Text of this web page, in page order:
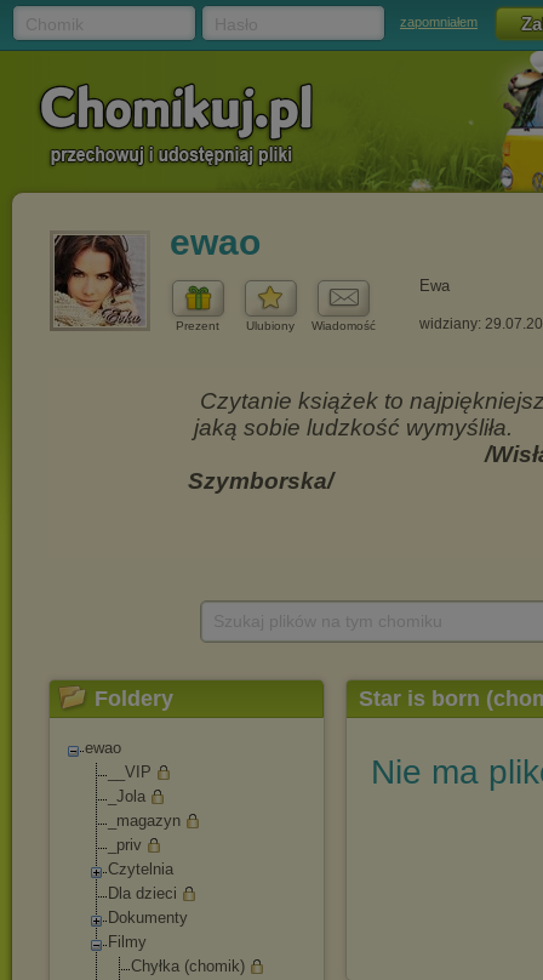
zapomniałem
ewao
Prezent Ulubiony Wiadomość
Ewa
widziany:
Foldery
ewao
__VIP
_Jola
_magazyn
_priv
Czytelnia
Dla dzieci
Dokumenty
Filmy
Chyłka (chomik)
Star is born
Nie ma